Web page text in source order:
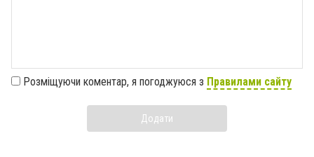
Розміщуючи коментар, я погоджуюся з Правилами сайту
Додати